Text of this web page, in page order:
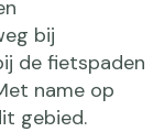
bij
de fietspaden
name op
gebied.